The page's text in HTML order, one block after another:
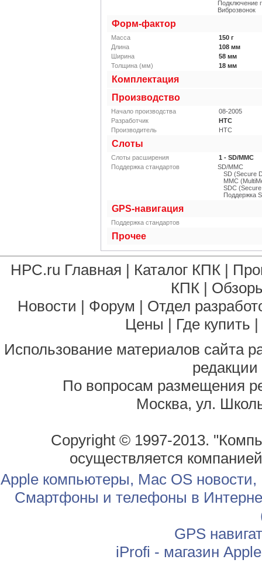
Подключение
Виброзвонок
Форм-фактор
Масса 150 г
Длина
108 мм
Ширина
58 мм
Толщина (мм)
18 мм
Комплектация
Производство
Начало производства
08-2005
Разработчик
HTC
Производитель
HTC
Слоты
Слоты расширения
1 - SD/MMC
Поддержка стандартов
SD/MMC
SD (Secure
MMC
SDC
Поддержка
GPS-навигация
Поддержка стандартов
Прочее
HPC.ru Главная | Каталог КПК |
КПК |
Новости | Форум | Отдел
Цены | Где купить |
Использование материалов сайта
По вопросам размещения
Москва, ул.
Copyright © 1997-2013.
осуществляется
Apple компьютеры, Mac OS
Смартфоны и телефоны в
GPS
iProfi - магазин